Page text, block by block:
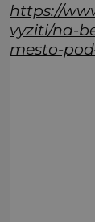
https://
vyziti/na-
mesto-